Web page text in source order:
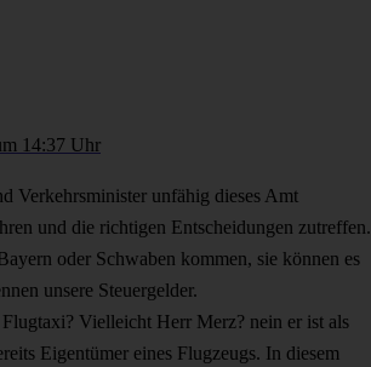
14:37 Uhr
Verkehrsminister unfähig dieses Amt
und die richtigen Entscheidungen zutreffen.
oder Schwaben kommen, sie können es
unsere Steuergelder.
Vielleicht Herr Merz? nein er ist als
Eigentümer eines Flugzeugs. In diesem